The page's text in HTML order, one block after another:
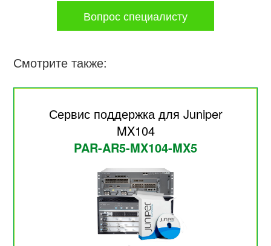
Вопрос специалисту
Смотрите также:
Сервис поддержка для Juniper
MX104
PAR-AR5-MX104-MX5